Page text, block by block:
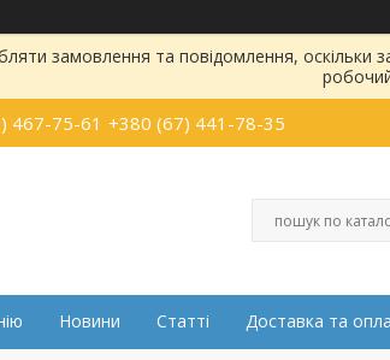
замовлення та повідомлення, оскільки
467-75-61 +380 (67) 441-78-35
Новини Статті Доставка та